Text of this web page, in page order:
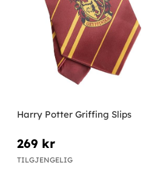
Harry Potter Griffing Slips
269 kr
TILGJENGELIG